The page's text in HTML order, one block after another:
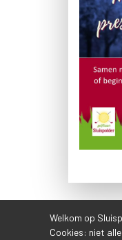
Welkom op
Cookies: niet